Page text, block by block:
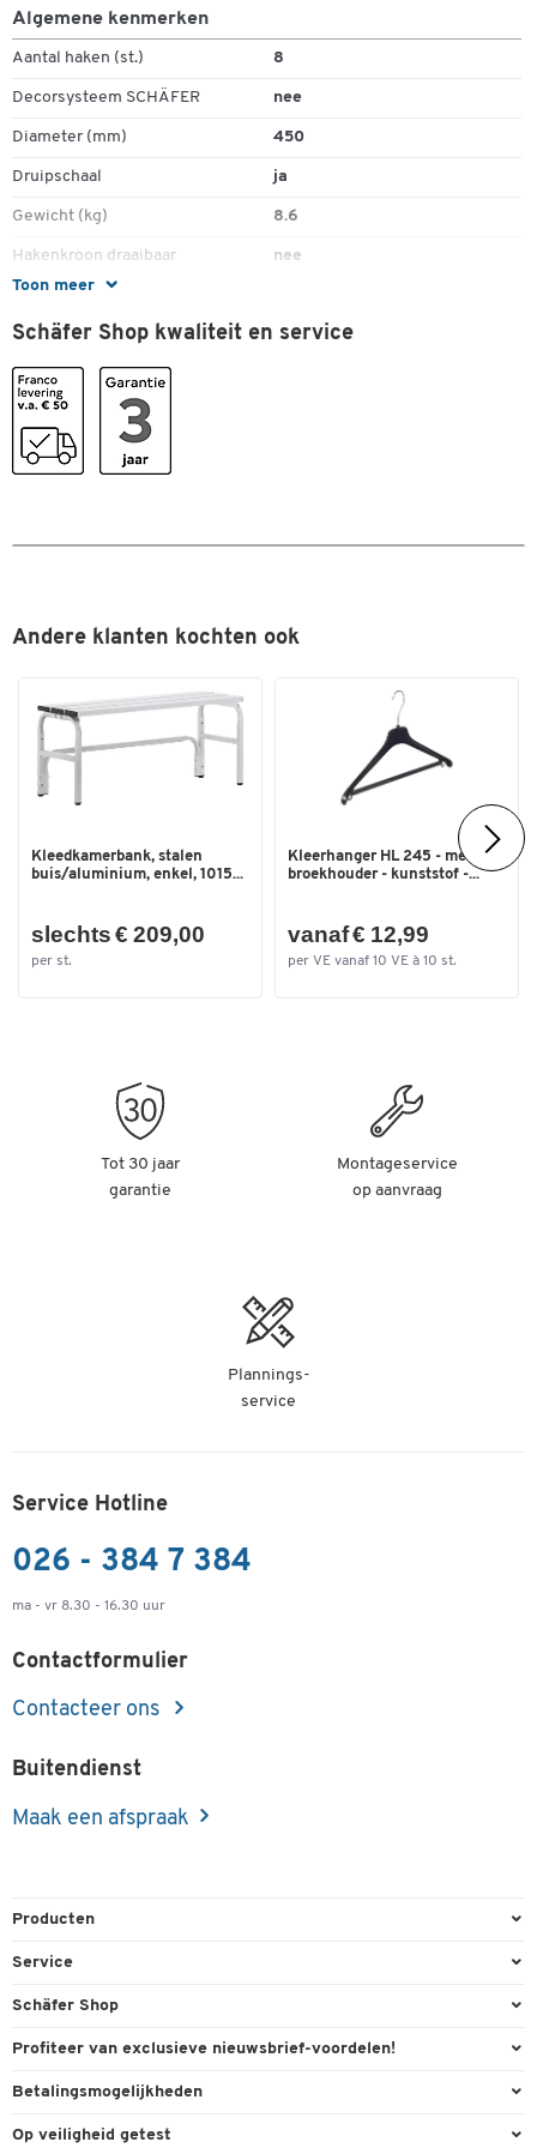
Toon meer
Algemene kenmerken
Aantal haken (st.) 8
Decorsysteem SCHÄFER nee
Diameter (mm) 450
Druipschaal ja
Gewicht (kg) 8.6
Hakenkroon draaibaar nee
Hoogte (mm)
Materiaal haken staal, gepoedercoat
Materiaal standbuis
Parapluhouder
Uitvoering
Kleur aluzilver
Schäfer Shop kwaliteit en service
Andere klanten kochten ook
Kleedkamerbank, stalen
buis/aluminium, enkel, 1015...
slechts € 209,00
per st.
Kleerhanger HL 245 - met
broekhouder - kunststof -...
vanaf € 12,99
per VE vanaf 10 VE à 10 st.
Tot 30 jaar
garantie
Montageservice
op aanvraag
Plannings-
service
Service Hotline
026 - 384 7 384
ma - vr 8.30 - 16.30 uur
Contactformulier
Contacteer ons
Buitendienst
Maak een afspraak
Producten
Kantoorbenodigdheden
Milieutechniek
Reiniging & hygiëne
Service
Bestelling herroepen
Inkt & Toner
Schäfer Shop
Algemene voorwaarden
Profiteer van exclusieve nieuwsbrief-voordelen!
Welkomstgeschenk
Betalingsmogelijkheden
Paypal
Op veiligheid getest